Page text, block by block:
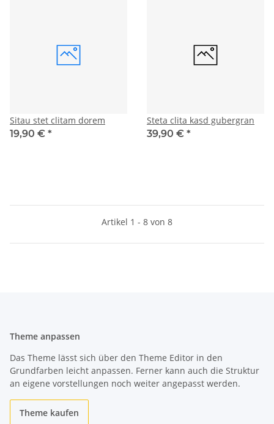
Sitau stet clitam dorem
19,90 € *
Steta clita kasd gubergran
39,90 € *
Artikel 1 - 8 von 8
Theme anpassen
Das Theme lässt sich über den Theme Editor in den
Grundfarben leicht anpassen. Ferner kann auch die Struktur
an eigene vorstellungen noch weiter angepasst werden.
Theme kaufen